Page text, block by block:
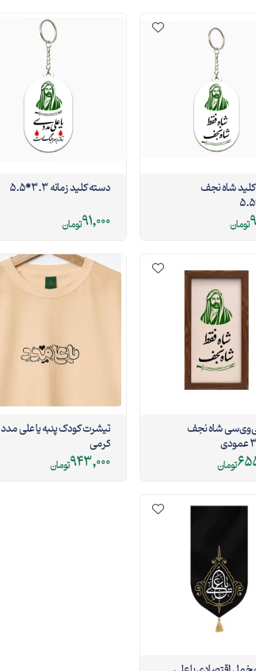
دسته کلید شاه نجف
تومان
دسته کلید زمانه 3.3*5.5
91,000تومان
پی‌وی‌سی شاه نجف
تومان
تیشرت کودک پنبه یا علی مدد
کرمی
943,000تومان